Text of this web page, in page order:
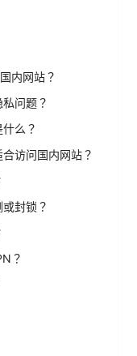
内网站？
问题？
么？
访问国内网站？
封锁？
？